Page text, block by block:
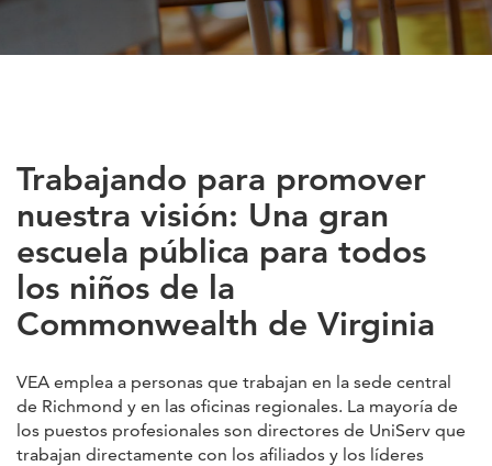
Trabajando para promover
nuestra visión: Una gran
escuela pública para todos
los niños de la
Commonwealth de Virginia
VEA emplea a personas que trabajan en la sede central
de Richmond y en las oficinas regionales. La mayoría de
los puestos profesionales son directores de UniServ que
trabajan directamente con los afiliados y los líderes